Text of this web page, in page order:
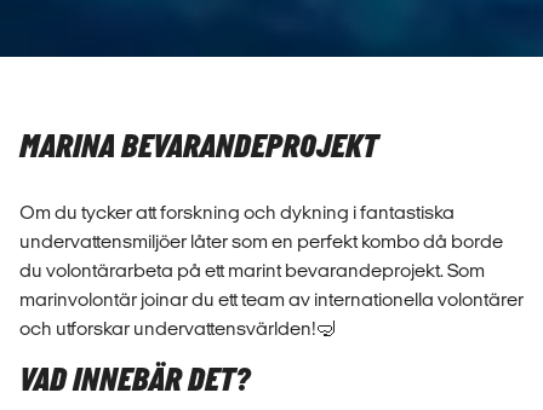
MARINA BEVARANDEPROJEKT
Om du tycker att forskning och dykning i fantastiska
undervattensmiljöer låter som en perfekt kombo då borde
du volontärarbeta på ett marint bevarandeprojekt. Som
marinvolontär joinar du ett team av internationella volontärer
och utforskar undervattensvärlden!🤿
VAD INNEBÄR DET?